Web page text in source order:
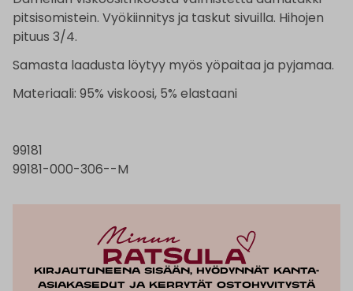
pitsisomistein. Vyökiinnitys ja taskut sivuilla. Hihojen
pituus 3/4.
Samasta laadusta löytyy myös yöpaitaa ja pyjamaa.
Materiaali: 95% viskoosi, 5% elastaani
99181
99181-000-306--M
Kirjautuneena sisään, hyödynnät kanta-
asiakasedut ja kerrytät ostohyvitystä